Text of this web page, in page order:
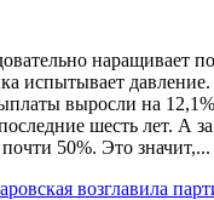
наращивает
испытывает
выросли на
шесть лет. А
50%. Это значит,...